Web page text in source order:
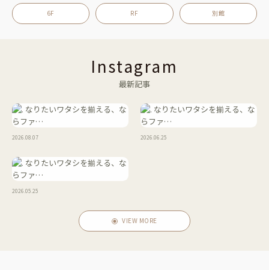
6F RF 別館
Instagram
最新記事
2026.08.07 2026.06.25
2026.05.25
VIEW MORE